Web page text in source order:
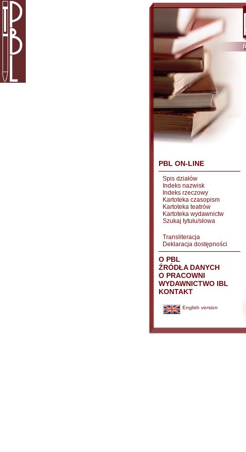
PBL ON-LINE
Spis działów
Indeks nazwisk
Indeks rzeczowy
Kartoteka czasopism
Kartoteka teatrów
Kartoteka wydawnictw
Szukaj tytułu/słowa
Transliteracja
Deklaracja dostępności
O PBL
ŹRÓDŁA DANYCH
O PRACOWNI
WYDAWNICTWO IBL
KONTAKT
English version